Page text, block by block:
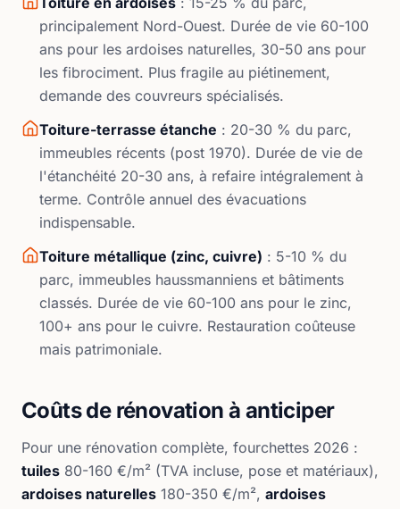
principalement Nord-Ouest. Durée de vie 60-100
ans pour les ardoises naturelles, 30-50 ans pour
les fibrociment. Plus fragile au piétinement,
demande des couvreurs spécialisés.
Toiture-terrasse étanche : 20-30 % du parc,
immeubles récents (post 1970). Durée de vie de
l'étanchéité 20-30 ans, à refaire intégralement à
terme. Contrôle annuel des évacuations
indispensable.
Toiture métallique (zinc, cuivre) : 5-10 % du
parc, immeubles haussmanniens et bâtiments
classés. Durée de vie 60-100 ans pour le zinc,
100+ ans pour le cuivre. Restauration coûteuse
mais patrimoniale.
Coûts de rénovation à anticiper
Pour une rénovation complète, fourchettes 2026 :
tuiles 80-160 €/m² (TVA incluse, pose et matériaux),
ardoises naturelles 180-350 €/m², ardoises